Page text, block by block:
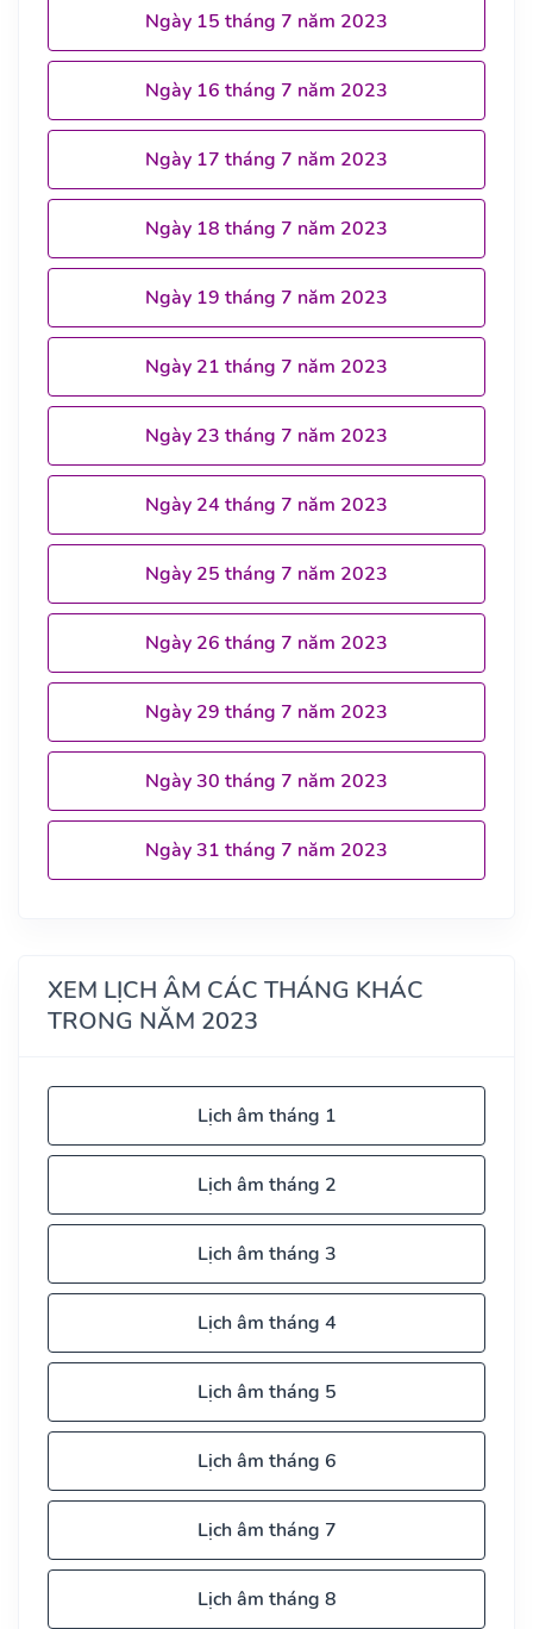
Ngày 15 tháng 7 năm 2023
Ngày 16 tháng 7 năm 2023
Ngày 17 tháng 7 năm 2023
Ngày 18 tháng 7 năm 2023
Ngày 19 tháng 7 năm 2023
Ngày 21 tháng 7 năm 2023
Ngày 23 tháng 7 năm 2023
Ngày 24 tháng 7 năm 2023
Ngày 25 tháng 7 năm 2023
Ngày 26 tháng 7 năm 2023
Ngày 29 tháng 7 năm 2023
Ngày 30 tháng 7 năm 2023
Ngày 31 tháng 7 năm 2023
XEM LỊCH ÂM CÁC THÁNG KHÁC
TRONG NĂM 2023
Lịch âm tháng 1
Lịch âm tháng 2
Lịch âm tháng 3
Lịch âm tháng 4
Lịch âm tháng 5
Lịch âm tháng 6
Lịch âm tháng 7
Lịch âm tháng 8